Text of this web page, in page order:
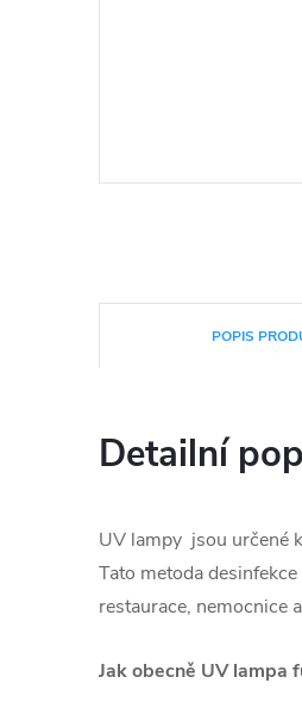
POPIS
Detailní
UV lampy jsou určené
Tato metoda
restaurace, nemocnice
Jak obecně UV lampa